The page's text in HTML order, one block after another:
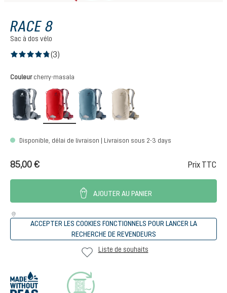
RACE 8
Sac à dos vélo
(3)
Sélectionnez
Couleur cherry-masala
black cherry-masalaatlantic-ink
Disponible, délai de livraison | Livraison sous 2-3 days
85,00 € Prix TTC
AJOUTER AU PANIER
ACCEPTER LES COOKIES FONCTIONNELS POUR LANCER LA
RECHERCHE DE REVENDEURS
Liste de souhaits